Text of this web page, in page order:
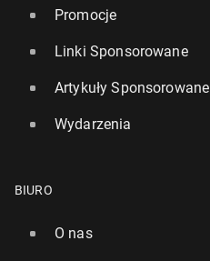
Promocje
Linki Sponsorowane
Artykuły Sponsorowane
Wydarzenia
BIURO
O nas